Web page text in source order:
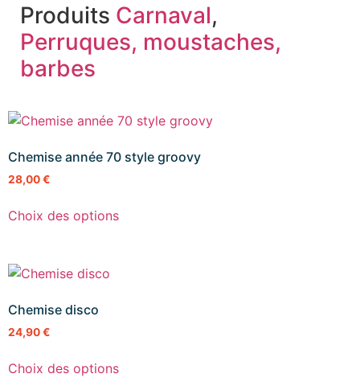
Produits Carnaval,
Perruques, moustaches,
barbes
Chemise année 70 style groovy
28,00€
Choix des options
Chemise disco
24,90€
Choix des options